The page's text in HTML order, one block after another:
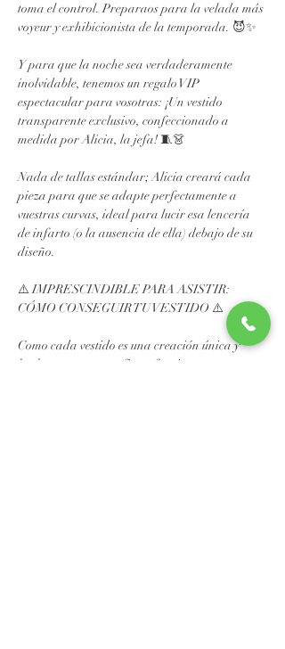
toma el control. Preparaos para la velada más
voyeur y exhibicionista de la temporada. 😈✨
Y para que la noche sea verdaderamente
inolvidable, tenemos un regalo VIP
espectacular para vosotras: ¡Un vestido
transparente exclusivo, confeccionado a
medida por Alicia, la jefa! 🧵👗
Nada de tallas estándar; Alicia creará cada
pieza para que se adapte perfectamente a
vuestras curvas, ideal para lucir esa lencería
de infarto (o la ausencia de ella) debajo de su
diseño.
⚠️ IMPRESCINDIBLE PARA ASISTIR:
CÓMO CONSEGUIR TU VESTIDO ⚠️
Como cada vestido es una creación única y
hecha a mano, esta fiesta funciona